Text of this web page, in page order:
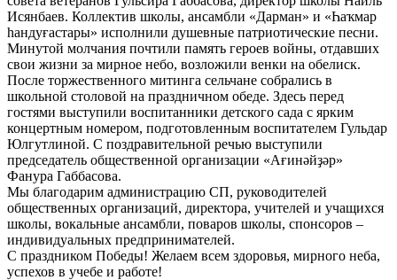
Исянбаев. Коллектив школы, ансамбли «Дарман» и «Һаҡмар
һандуғастары» исполнили душевные патриотические песни.
Минутой молчания почтили память героев войны, отдавших
свои жизни за мирное небо, возложили венки на обелиск.
После торжественного митинга сельчане собрались в
школьной столовой на праздничном обеде. Здесь перед
гостями выступили воспитанники детского сада с ярким
концертным номером, подготовленным воспитателем Гульдар
Юлгутлиной. С поздравительной речью выступили
председатель общественной организации «Ағинәйҙәр»
Фанура Габбасова.
Мы благодарим администрацию СП, руководителей
общественных организаций, директора, учителей и учащихся
школы, вокальные ансамбли, поваров школы, спонсоров –
индивидуальных предпринимателей.
С праздником Победы! Желаем всем здоровья, мирного неба,
успехов в учебе и работе!